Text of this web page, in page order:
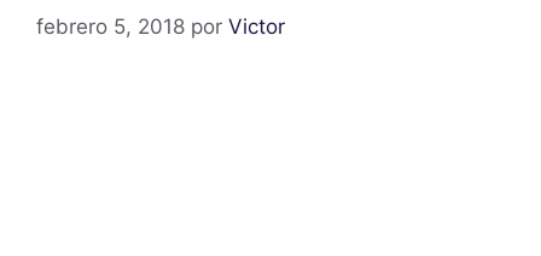
febrero 5, 2018 por Victor